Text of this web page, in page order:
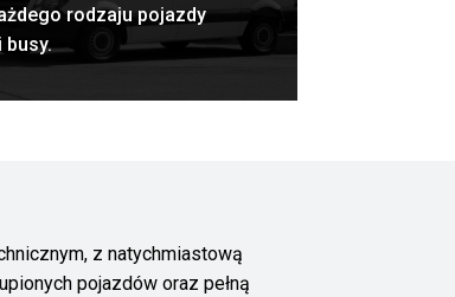
rodzaju pojazdy
busy.
z natychmiastową
pojazdów oraz pełną